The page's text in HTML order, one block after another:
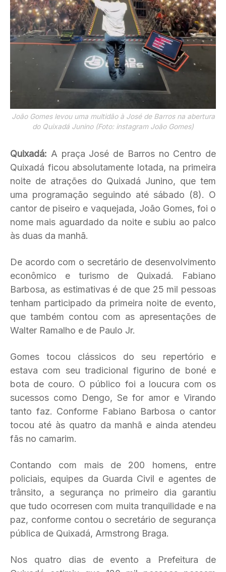
João Gomes levou uma multidão à José de Barros na abertura
do Quixadá Junino (Foto: instagram João Gomes)
Quixadá: A praça José de Barros no Centro de
Quixadá ficou absolutamente lotada, na primeira
noite de atrações do Quixadá Junino, que tem
uma programação seguindo até sábado (8). O
cantor de piseiro e vaquejada, João Gomes, foi o
nome mais aguardado da noite e subiu ao palco
às duas da manhã.
De acordo com o secretário de desenvolvimento
econômico e turismo de Quixadá. Fabiano
Barbosa, as estimativas é de que 25 mil pessoas
tenham participado da primeira noite de evento,
que também contou com as apresentações de
Walter Ramalho e de Paulo Jr.
Gomes tocou clássicos do seu repertório e
estava com seu tradicional figurino de boné e
bota de couro. O público foi a loucura com os
sucessos como Dengo, Se for amor e Virando
tanto faz. Conforme Fabiano Barbosa o cantor
tocou até às quatro da manhã e ainda atendeu
fãs no camarim.
Contando com mais de 200 homens, entre
policiais, equipes da Guarda Civil e agentes de
trânsito, a segurança no primeiro dia garantiu
que tudo ocorresen com muita tranquilidade e na
paz, conforme contou o secretário de segurança
pública de Quixadá, Armstrong Braga.
Nos quatro dias de evento a Prefeitura de